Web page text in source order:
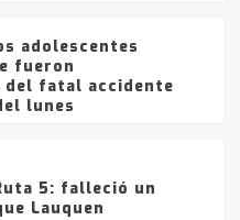
adolescentes
fueron
fatal accidente
lunes
5: falleció un
Lauquen